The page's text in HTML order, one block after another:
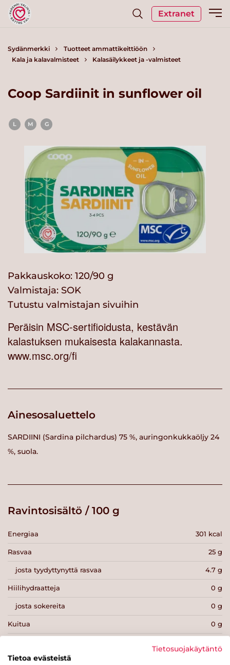
Extranet
Sydänmerkki
Tuotteet ammattikeittiöön
Kala ja kalavalmisteet
Kalasäilykkeet ja -valmisteet
Coop Sardiinit in sunflower oil
L M G
Pakkauskoko: 120/90 g
Valmistaja: SOK
Tutustu valmistajan sivuihin
Peräisin MSC-sertifioidusta, kestävän
kalastuksen mukaisesta kalakannasta.
www.msc.org/fi
Ainesosaluettelo
SARDIINI (Sardina pilchardus) 75 %, auringonkukkaöljy 24
%, suola.
Ravintosisältö / 100 g
Energiaa 301 kcal
Rasvaa 25 g
josta tyydyttynyttä rasvaa 4.7 g
Hiilihydraatteja 0 g
josta sokereita 0 g
Kuitua 0 g
Suolaa
Tietosuojakäytäntö
Tietoa evästeistä